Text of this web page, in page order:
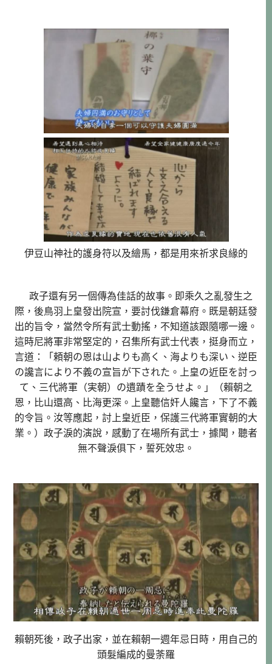
伊豆山神社的護身符以及繪馬，都是用來祈求良緣的
政子還有另一個傳為佳話的故事。即乘久之亂發生之
際，後鳥羽上皇發出院宣，要討伐鎌倉幕府。既是朝廷發
出的旨令，當然令所有武士動搖，不知道該跟隨哪一邊。
這時尼將軍非常堅定的，召集所有武士代表，挺身而立，
言道：「頼朝の恩は山よりも高く、海よりも深い、逆臣
の讒言により不義の宣旨が下された。上皇の近臣を討っ
て、三代將軍（実朝）の遺蹟を全うせよ。」（賴朝之
恩，比山還高、比海更深。上皇聽信奸人饞言，下了不義
的令旨。汝等應起，討上皇近臣，保護三代將軍實朝的大
業。）政子淚的演說，感動了在場所有武士，據聞，聽者
無不聲淚俱下，誓死效忠。
賴朝死後，政子出家，並在賴朝一週年忌日時，用自己的
頭髮編成的曼荼羅